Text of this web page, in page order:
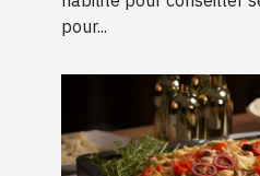
pour...